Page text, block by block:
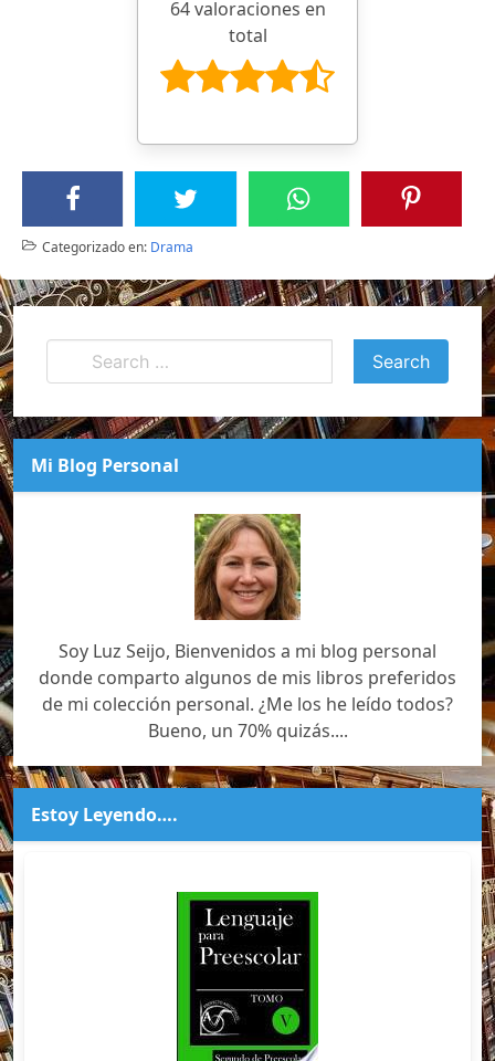
64 valoraciones en
total
Categorizado en: Drama
Mi Blog Personal
Soy Luz Seijo, Bienvenidos a mi blog personal
donde comparto algunos de mis libros preferidos
de mi colección personal. ¿Me los he leído todos?
Bueno, un 70% quizás....
Estoy Leyendo….